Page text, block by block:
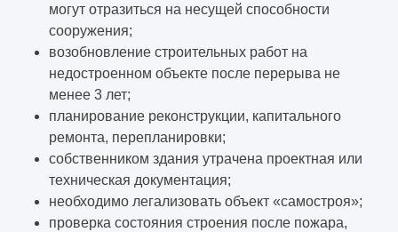
могут отразиться на несущей способности
сооружения;
возобновление строительных работ на
недостроенном объекте после перерыва не
менее 3 лет;
планирование реконструкции, капитального
ремонта, перепланировки;
собственником здания утрачена проектная или
техническая документация;
необходимо легализовать объект «самостроя»;
проверка состояния строения после пожара,